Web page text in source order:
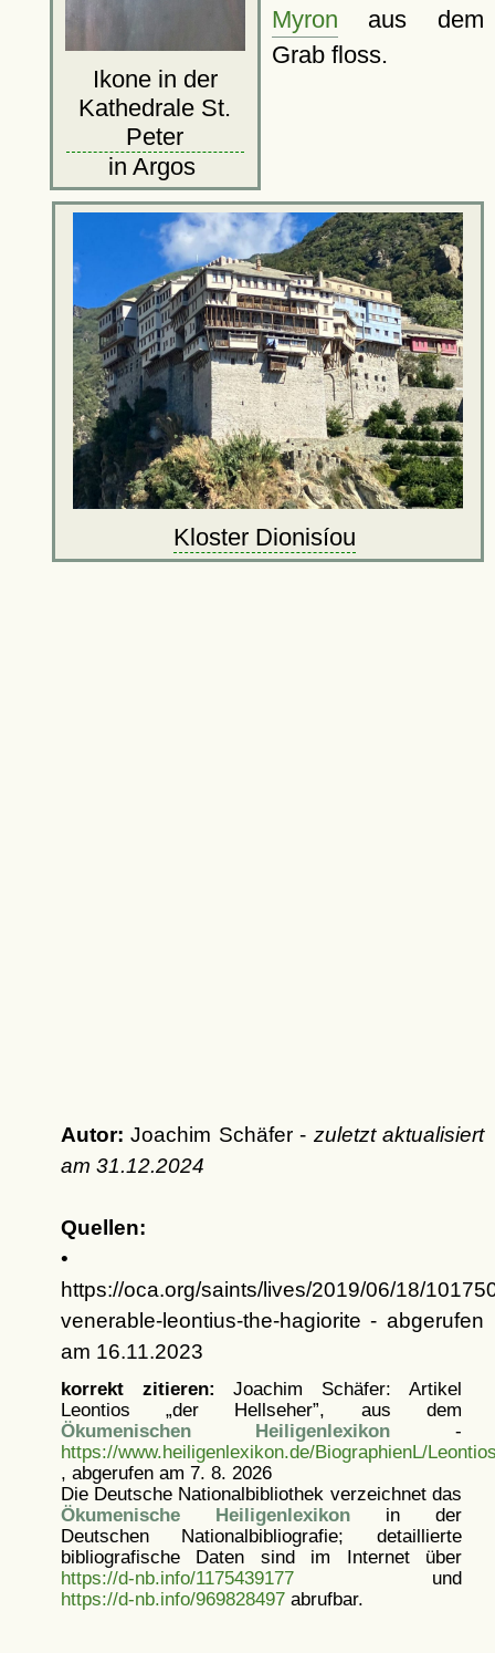
Ikone in der
Kathedrale St.
Peter
in Argos
Kloster Dionisíou
Myron aus dem
Grab floss.
Autor: Joachim Schäfer - zuletzt aktualisiert
am 31.12.2024
Quellen:
•
https://oca.org/saints/lives/2019/06/18/
venerable-leontius-the-hagiorite - abgerufen
am 16.11.2023
korrekt zitieren: Joachim Schäfer: Artikel
Leontios „der Hellseher”, aus dem
Ökumenischen Heiligenlexikon -
https://www.heiligenlexikon.de/BiographienL/
, abgerufen am 7. 8. 2026
Die Deutsche Nationalbibliothek verzeichnet das
Ökumenische Heiligenlexikonin der
Deutschen Nationalbibliografie; detaillierte
bibliografische Daten sind im Internet über
https://d-nb.info/1175439177und
https://d-nb.info/969828497abrufbar.